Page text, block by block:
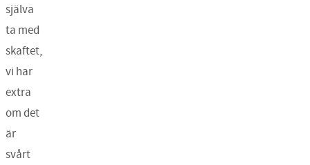
själva
ta med
skaftet,
vi har
extra
om det
är
svårt